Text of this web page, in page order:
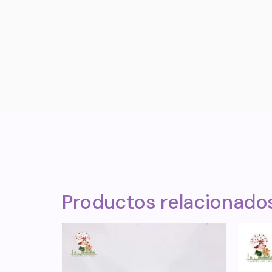
Productos